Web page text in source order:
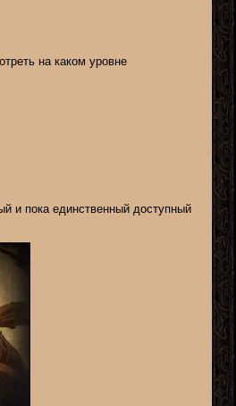
на каком уровне
и пока единственный доступный